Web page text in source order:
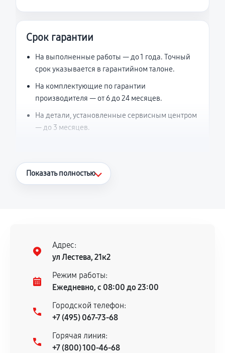
Срок гарантии
На выполненные работы — до 1 года. Точный
срок указывается в гарантийном талоне.
На комплектующие по гарантии
производителя — от 6 до 24 месяцев.
На детали, установленные сервисным центром
— до 3 месяцев.
Что считается гарантийным случаем
нормальной эксплуатации в течение
гарантийного срока.
Несоответствие комплектующей заявленным
техническим характеристикам.
Документы для подтверждения
гарантии
Показать полностью
Адрес:
ул Лестева, 21к2
Режим работы:
Ежедневно, с 08:00 до 23:00
Городской телефон:
+7 (495) 067-73-68
Горячая линия:
+7 (800) 100-46-68